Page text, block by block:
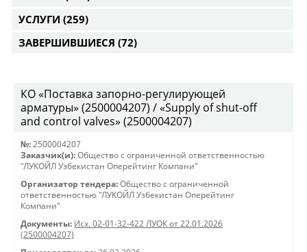
УСЛУГИ (259)
ЗАВЕРШИВШИЕСЯ (72)
КО «Поставка запорно-регулирующей
арматуры» (2500004207) / «Supply of shut-off
and control valves» (2500004207)
№: 2500004207
Заказчик(и): Общество с ограниченной ответственностью
"ЛУКОЙЛ Узбекистан Оперейтинг Компани"
Организатор тендера: Общество с ограниченной
ответственностью "ЛУКОЙЛ Узбекистан Оперейтинг
Компани"
Документы: Исх. 02-01-32-422 ЛУОК от 22.01.2026
(2500004207)